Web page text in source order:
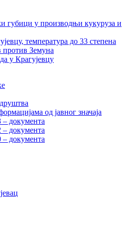
губици у производњи кукуруза и
температура до 33 степена
Земуна
у Крагујевцу
од јавног значаја
документа
документа
документа